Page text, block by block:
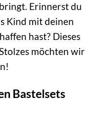
Erinnerst du
Kind mit deinen
hast? Dieses
möchten wir
Bastelsets